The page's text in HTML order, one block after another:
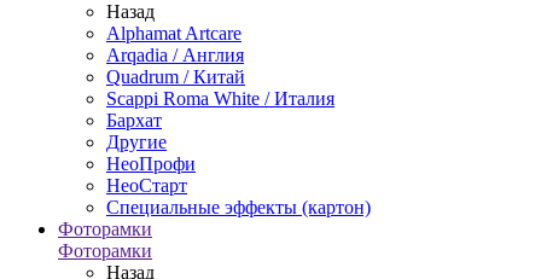
Назад
Alphamat Artcare
Arqadia / Англия
Quadrum / Китай
Scappi Roma White / Италия
Бархат
Другие
НеоПрофи
НеоСтарт
Специальные эффекты (картон)
Фоторамки
Фоторамки
Назад